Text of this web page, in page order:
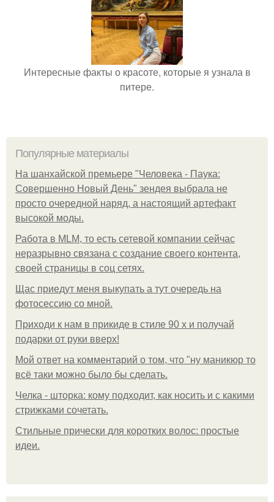
Интересные факты о красоте, которые я узнала в
питере.
Популярные материалы
На шанхайской премьере "Человека - Паука:
Совершенно Новый День" зендея выбрала не
просто очередной наряд, а настоящий артефакт
высокой моды.
Работа в MLM, то есть сетевой компании сейчас
неразрывно связана с создание своего контента,
своей страницы в соц сетях.
Щас приедут меня выкупать а тут очередь на
фотосессию со мной.
Приходи к нам в прикиде в стиле 90 х и получай
подарки от руки вверх!
Мой ответ на комментарий о том, что "ну маникюр то
всё таки можно было бы сделать.
Челка - шторка: кому подходит, как носить и с какими
стрижками сочетать.
Стильные прически для коротких волос: простые
идеи.